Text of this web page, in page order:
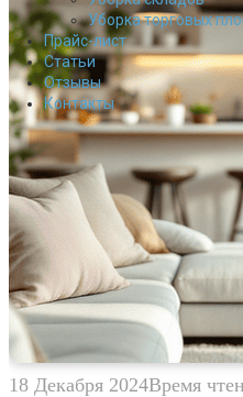
Уборка торговых
Прайс-лист
Cтатьи
Отзывы
Контакты
18 Декабря 2024Время